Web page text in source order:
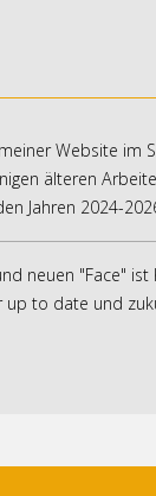
Website im
älteren
Jahren 2024-
neuen "Face"
up to date und